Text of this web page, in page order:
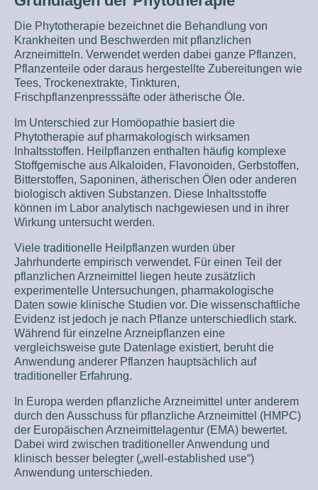
Die Phytotherapie bezeichnet die Behandlung von
Krankheiten und Beschwerden mit pflanzlichen
Arzneimitteln. Verwendet werden dabei ganze Pflanzen,
Pflanzenteile oder daraus hergestellte Zubereitungen wie
Tees, Trockenextrakte, Tinkturen,
Frischpflanzenpresssäfte oder ätherische Öle.
Im Unterschied zur Homöopathie basiert die
Phytotherapie auf pharmakologisch wirksamen
Inhaltsstoffen. Heilpflanzen enthalten häufig komplexe
Stoffgemische aus Alkaloiden, Flavonoiden, Gerbstoffen,
Bitterstoffen, Saponinen, ätherischen Ölen oder anderen
biologisch aktiven Substanzen. Diese Inhaltsstoffe
können im Labor analytisch nachgewiesen und in ihrer
Wirkung untersucht werden.
Viele traditionelle Heilpflanzen wurden über
Jahrhunderte empirisch verwendet. Für einen Teil der
pflanzlichen Arzneimittel liegen heute zusätzlich
experimentelle Untersuchungen, pharmakologische
Daten sowie klinische Studien vor. Die wissenschaftliche
Evidenz ist jedoch je nach Pflanze unterschiedlich stark.
Während für einzelne Arzneipflanzen eine
vergleichsweise gute Datenlage existiert, beruht die
Anwendung anderer Pflanzen hauptsächlich auf
traditioneller Erfahrung.
In Europa werden pflanzliche Arzneimittel unter anderem
durch den Ausschuss für pflanzliche Arzneimittel (HMPC)
der Europäischen Arzneimittelagentur (EMA) bewertet.
Dabei wird zwischen traditioneller Anwendung und
klinisch besser belegter („well-established use“)
Anwendung unterschieden.